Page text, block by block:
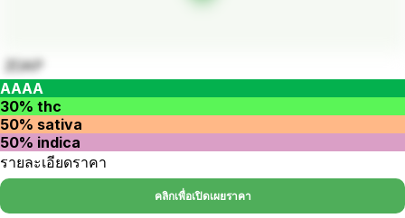
ZOAP
AAAA
30% thc
50% sativa
50% indica
รายละเอียดราคา
คลิกเพื่อเปิดเผยราคา